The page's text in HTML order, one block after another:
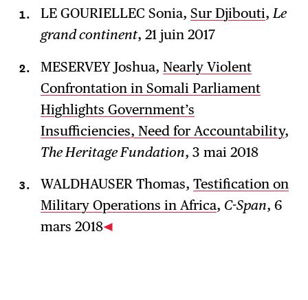
LE GOURIELLEC Sonia, Sur Djibouti,Le
grand continent, 21 juin 2017
MESERVEY Joshua, Nearly Violent
Confrontation in Somali Parliament
Highlights Government’s
Insufficiencies, Need for Accountability,
The Heritage Fundation, 3 mai 2018
WALDHAUSER Thomas, Testification on
Military Operations in Africa, C-Span, 6
mars 2018